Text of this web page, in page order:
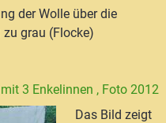
der Wolle über die
grau (Flocke)
3 Enkelinnen , Foto 2012
Das Bild zeigt